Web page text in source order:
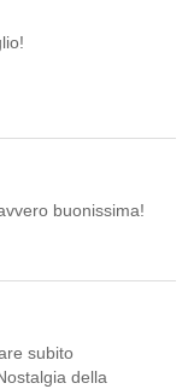
buonissima!
subito
della